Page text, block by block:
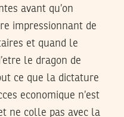
avant qu’on
impressionnant de
et quand le
le dragon de
ce que la dictature
economique n’est
ne colle pas avec la